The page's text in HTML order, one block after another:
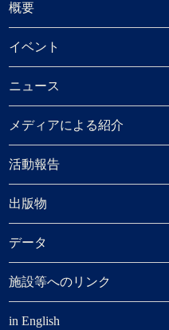
概要
イベント
ニュース
メディアによる紹介
活動報告
出版物
データ
施設等へのリンク
in English